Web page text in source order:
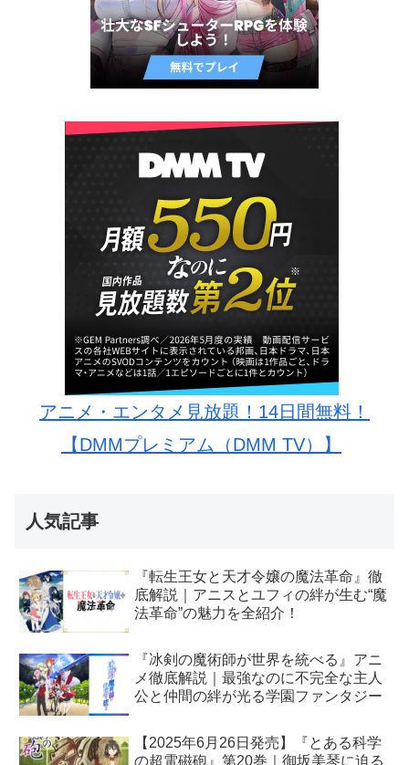
アニメ・エンタメ見放題！14日間無料！
【DMMプレミアム（DMM TV）】
人気記事
『転生王女と天才令嬢の魔法革命』徹
底解説｜アニスとユフィの絆が生む“魔
法革命”の魅力を全紹介！
『冰剣の魔術師が世界を統べる』アニ
メ徹底解説｜最強なのに不完全な主人
公と仲間の絆が光る学園ファンタジー
【2025年6月26日発売】『とある科学
の超電磁砲』第20巻｜御坂美琴に迫る